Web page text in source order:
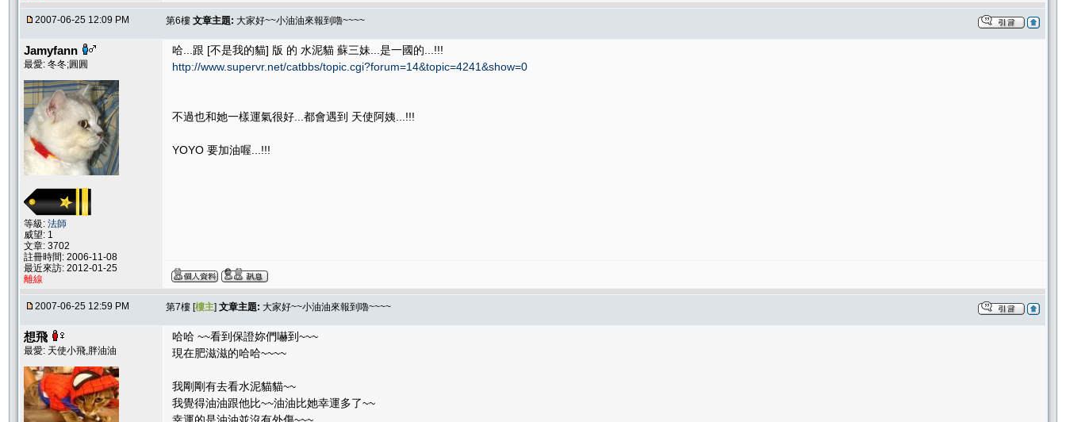
2007-06-25 12:09 PM 第6樓 文章主題: 大家好~~小油油來報到嚕~~~~
Jamyfann
最愛: 冬冬;圓圓
等級: 法師
威望: 1
文章: 3702
註冊時間: 2006-11-08
最近來訪: 2012-01-25
離線
哈...跟 [不是我的貓] 版 的 水泥貓 蘇三妹...是一國的...!!!
http://www.supervr.net/catbbs/topic.cgi?forum=14&topic=4241&show=0
不過也和她一樣運氣很好...都會遇到 天使阿姨...!!!
YOYO 要加油喔...!!!
2007-06-25 12:59 PM 第7樓 [樓主] 文章主題: 大家好~~小油油來報到嚕~~~~
想飛
最愛: 天使小飛,胖油油
哈哈 ~~看到保證妳們嚇到~~~
現在肥滋滋的哈哈~~~~
我剛剛有去看水泥貓貓~~
我覺得油油跟他比~~油油比她幸運多了~~